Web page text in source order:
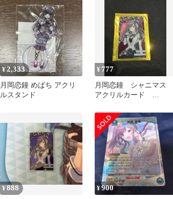
¥2,333
月岡恋鐘 めばち アクリ
ルスタンド
¥ 777
月岡恋鐘 シャニマス
アクリルカード
¥888 ¥900